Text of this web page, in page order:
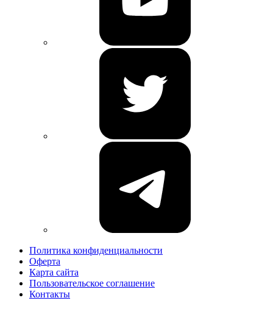
Политика конфиденциальности
Оферта
Карта сайта
Пользовательское соглашение
Контакты